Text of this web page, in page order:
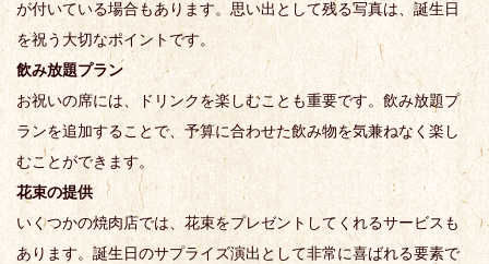
が付いている場合もあります。思い出として残る写真は、誕生日
を祝う大切なポイントです。
飲み放題プラン
お祝いの席には、ドリンクを楽しむことも重要です。飲み放題プ
ランを追加することで、予算に合わせた飲み物を気兼ねなく楽し
むことができます。
花束の提供
いくつかの焼肉店では、花束をプレゼントしてくれるサービスも
あります。誕生日のサプライズ演出として非常に喜ばれる要素で